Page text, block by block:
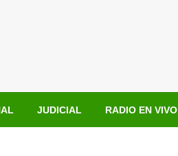
JUDICIAL RADIO EN VIVO